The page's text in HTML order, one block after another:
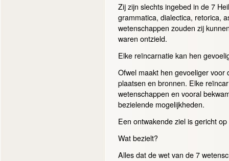
Zij zijn slechts ingebed in de 7
grammatica, dialectica, retorica,
wetenschappen zouden zij
waren ontzield.
Elke reïncarnatie kan hen
Ofwel maakt hen gevoeliger
plaatsen en bronnen. Elke
wetenschappen en vooral
bezielende mogelijkheden.
Een ontwakende ziel is gericht
Wat bezielt?
Alles dat de wet van de 7